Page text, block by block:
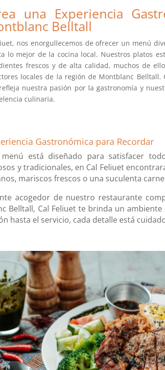
una Experiencia
Belltall
nos enorgullecemos de ofrecer un menú
lo mejor de la cocina local. Nuestros platos
frescos y de alta calidad, muchos de
locales de la región de Montblanc Belltall.
nuestra pasión por la gastronomía y
culinaria.
Gastronómica para Recordar
está diseñado para satisfacer
y tradicionales, en Cal Feliuet
mariscos frescos o una suculenta
acogedor de nuestro restaurante
Belltall, Cal Feliuet te brinda un
hasta el servicio, cada detalle está